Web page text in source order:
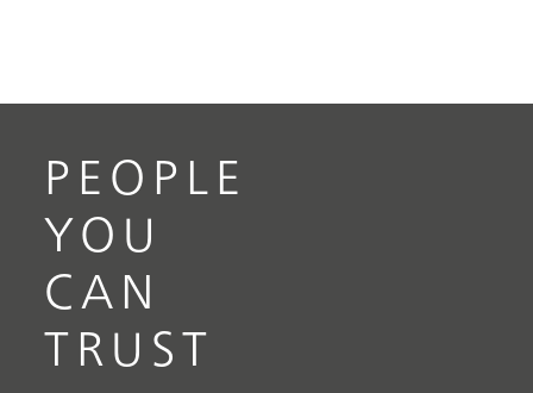
PEOPLE
YOU
CAN
TRUST